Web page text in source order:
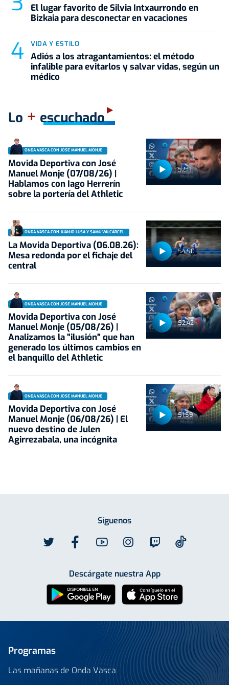
El lugar favorito de Silvia Intxaurrondo en
Bizkaia para desconectar en vacaciones
VIDA Y ESTILO
Adiós a los atragantamientos: el método
infalible para evitarlos y salvar vidas, según un
médico
Lo + escuchado
52:11
ONDA VASCA CON JOSÉ MANUEL MONJE
Movida Deportiva con José
Manuel Monje (07/08/26) |
Hablamos con Iago Herrerín
sobre la portería del Athletic
54:50
ONDA VASCA CON JUANJO LUSA Y SAMU VALCÁRCEL
La Movida Deportiva (06.08.26):
Mesa redonda por el fichaje del
central
52:42
ONDA VASCA CON JOSÉ MANUEL MONJE
Movida Deportiva con José
Manuel Monje (05/08/26) |
Analizamos la "ilusión" que han
generado los últimos cambios en
el banquillo del Athletic
51:59
ONDA VASCA CON JOSÉ MANUEL MONJE
Movida Deportiva con José
Manuel Monje (06/08/26) | El
nuevo destino de Julen
Agirrezabala, una incógnita
Síguenos
Descárgate nuestra App
Programas
Las mañanas de Onda Vasca